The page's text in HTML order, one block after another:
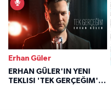
Erhan Güler
ERHAN GÜLER'IN YENI
TEKLISI 'TEK GERÇEĞIM'LE